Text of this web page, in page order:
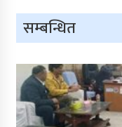
सम्बन्धित